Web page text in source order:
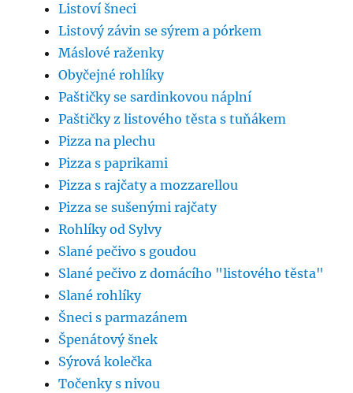
Listoví šneci
Listový závin se sýrem a pórkem
Máslové raženky
Obyčejné rohlíky
Paštičky se sardinkovou náplní
Paštičky z listového těsta s tuňákem
Pizza na plechu
Pizza s paprikami
Pizza s rajčaty a mozzarellou
Pizza se sušenými rajčaty
Rohlíky od Sylvy
Slané pečivo s goudou
Slané pečivo z domácího "listového těsta"
Slané rohlíky
Šneci s parmazánem
Špenátový šnek
Sýrová kolečka
Točenky s nivou